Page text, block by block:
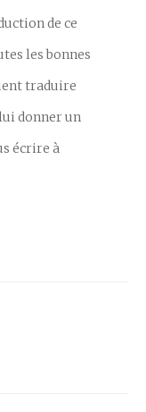
de ce
les bonnes
traduire
donner un
écrire à